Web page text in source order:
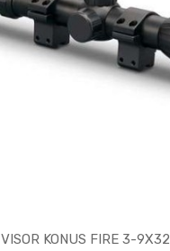
VISOR KONUS FIRE 3-9X32